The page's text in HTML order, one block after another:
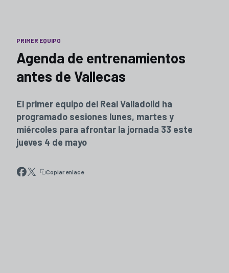
PRIMER EQUIPO
Agenda de entrenamientos
antes de Vallecas
El primer equipo del Real Valladolid ha
programado sesiones lunes, martes y
miércoles para afrontar la jornada 33 este
jueves 4 de mayo
Copiar enlace